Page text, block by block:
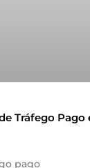
Tráfego
pago